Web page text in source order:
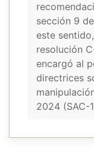
sección 9
este
resolución
encargó al
directrices
2024 (SAC-